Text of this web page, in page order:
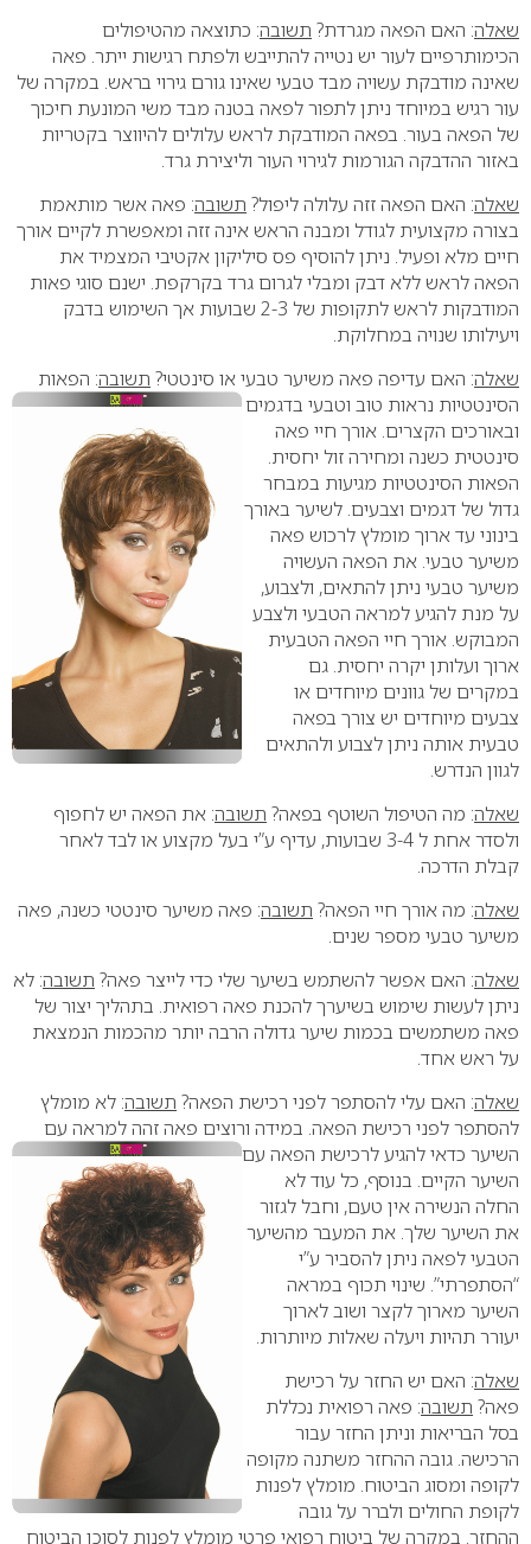
שאלה: האם הפאה מגרדת? תשובה: כתוצאה מהטיפולים
הכימותרפיים לעור יש נטייה להתייבש ולפתח רגישות ייתר. פאה
שאינה מודבקת עשויה מבד טבעי שאינו גורם גירוי בראש. במקרה של
עור רגיש במיוחד ניתן לתפור לפאה בטנה מבד משי המונעת חיכוך
של הפאה בעור. בפאה המודבקת לראש עלולים להיווצר בקטריות
באזור ההדבקה הגורמות לגירוי העור וליצירת גרד.
שאלה: האם הפאה זזה עלולה ליפול? תשובה: פאה אשר מותאמת
בצורה מקצועית לגודל ומבנה הראש אינה זזה ומאפשרת לקיים אורך
חיים מלא ופעיל. ניתן להוסיף פס סיליקון אקטיבי המצמיד את
הפאה לראש ללא דבק ומבלי לגרום גרד בקרקפת. ישנם סוגי פאות
המודבקות לראש לתקופות של 2-3 שבועות אך השימוש בדבק
ויעילותו שנויה במחלוקת.
שאלה: האם עדיפה פאה משיער טבעי או סינטטי? תשובה: הפאות
הסינטטיות נראות טוב וטבעי בדגמים
ובאורכים הקצרים. אורך חיי פאה
סינטטית כשנה ומחירה זול יחסית.
הפאות הסינטטיות מגיעות במבחר
גדול של דגמים וצבעים. לשיער באורך
בינוני עד ארוך מומלץ לרכוש פאה
משיער טבעי. את הפאה העשויה
משיער טבעי ניתן להתאים, ולצבוע,
על מנת להגיע למראה הטבעי ולצבע
המבוקש. אורך חיי הפאה הטבעית
ארוך ועלותן יקרה יחסית. גם
במקרים של גוונים מיוחדים או
צבעים מיוחדים יש צורך בפאה
טבעית אותה ניתן לצבוע ולהתאים
לגוון הנדרש.
שאלה: מה הטיפול השוטף בפאה? תשובה: את הפאה יש לחפוף
ולסדר אחת ל 3-4 שבועות, עדיף ע”י בעל מקצוע או לבד לאחר
קבלת הדרכה.
שאלה: מה אורך חיי הפאה? תשובה: פאה משיער סינטטי כשנה, פאה
משיער טבעי מספר שנים.
שאלה: האם אפשר להשתמש בשיער שלי כדי לייצר פאה? תשובה: לא
ניתן לעשות שימוש בשיערך להכנת פאה רפואית. בתהליך יצור של
פאה משתמשים בכמות שיער גדולה הרבה יותר מהכמות הנמצאת
על ראש אחד.
שאלה: האם עלי להסתפר לפני רכישת הפאה? תשובה: לא מומלץ
להסתפר לפני רכישת הפאה. במידה ורוצים פאה זהה למראה עם
השיער כדאי להגיע לרכישת הפאה עם
השיער הקיים. בנוסף, כל עוד לא
החלה הנשירה אין טעם, וחבל לגזור
את השיער שלך. את המעבר מהשיער
הטבעי לפאה ניתן להסביר ע”י
“הסתפרתי”. שינוי תכוף במראה
השיער מארוך לקצר ושוב לארוך
יעורר תהיות ויעלה שאלות מיותרות.
שאלה: האם יש החזר על רכישת
פאה? תשובה: פאה רפואית נכללת
בסל הבריאות וניתן החזר עבור
הרכישה. גובה ההחזר משתנה מקופה
לקופה ומסוג הביטוח. מומלץ לפנות
לקופת החולים ולברר על גובה
ההחזר. במקרה של ביטוח רפואי פרטי מומלץ לפנות לסוכן הביטוח